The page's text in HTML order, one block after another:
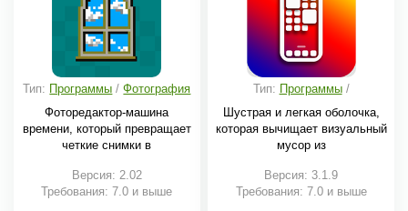
Тип: Программы /Фотография
Фоторедактор-машина
времени, который превращает
четкие снимки в
Версия: 2.02
Требования: 7.0 и выше
Тип: Программы/
Шустрая и легкая оболочка,
которая вычищает визуальный
мусор из
Версия: 3.1.9
Требования: 7.0 и выше